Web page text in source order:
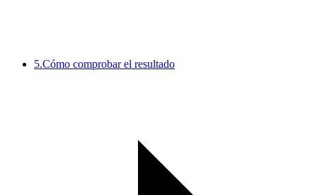
5.Cómo comprobar el resultado